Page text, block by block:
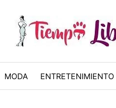
MODA ENTRETENIMIENTO